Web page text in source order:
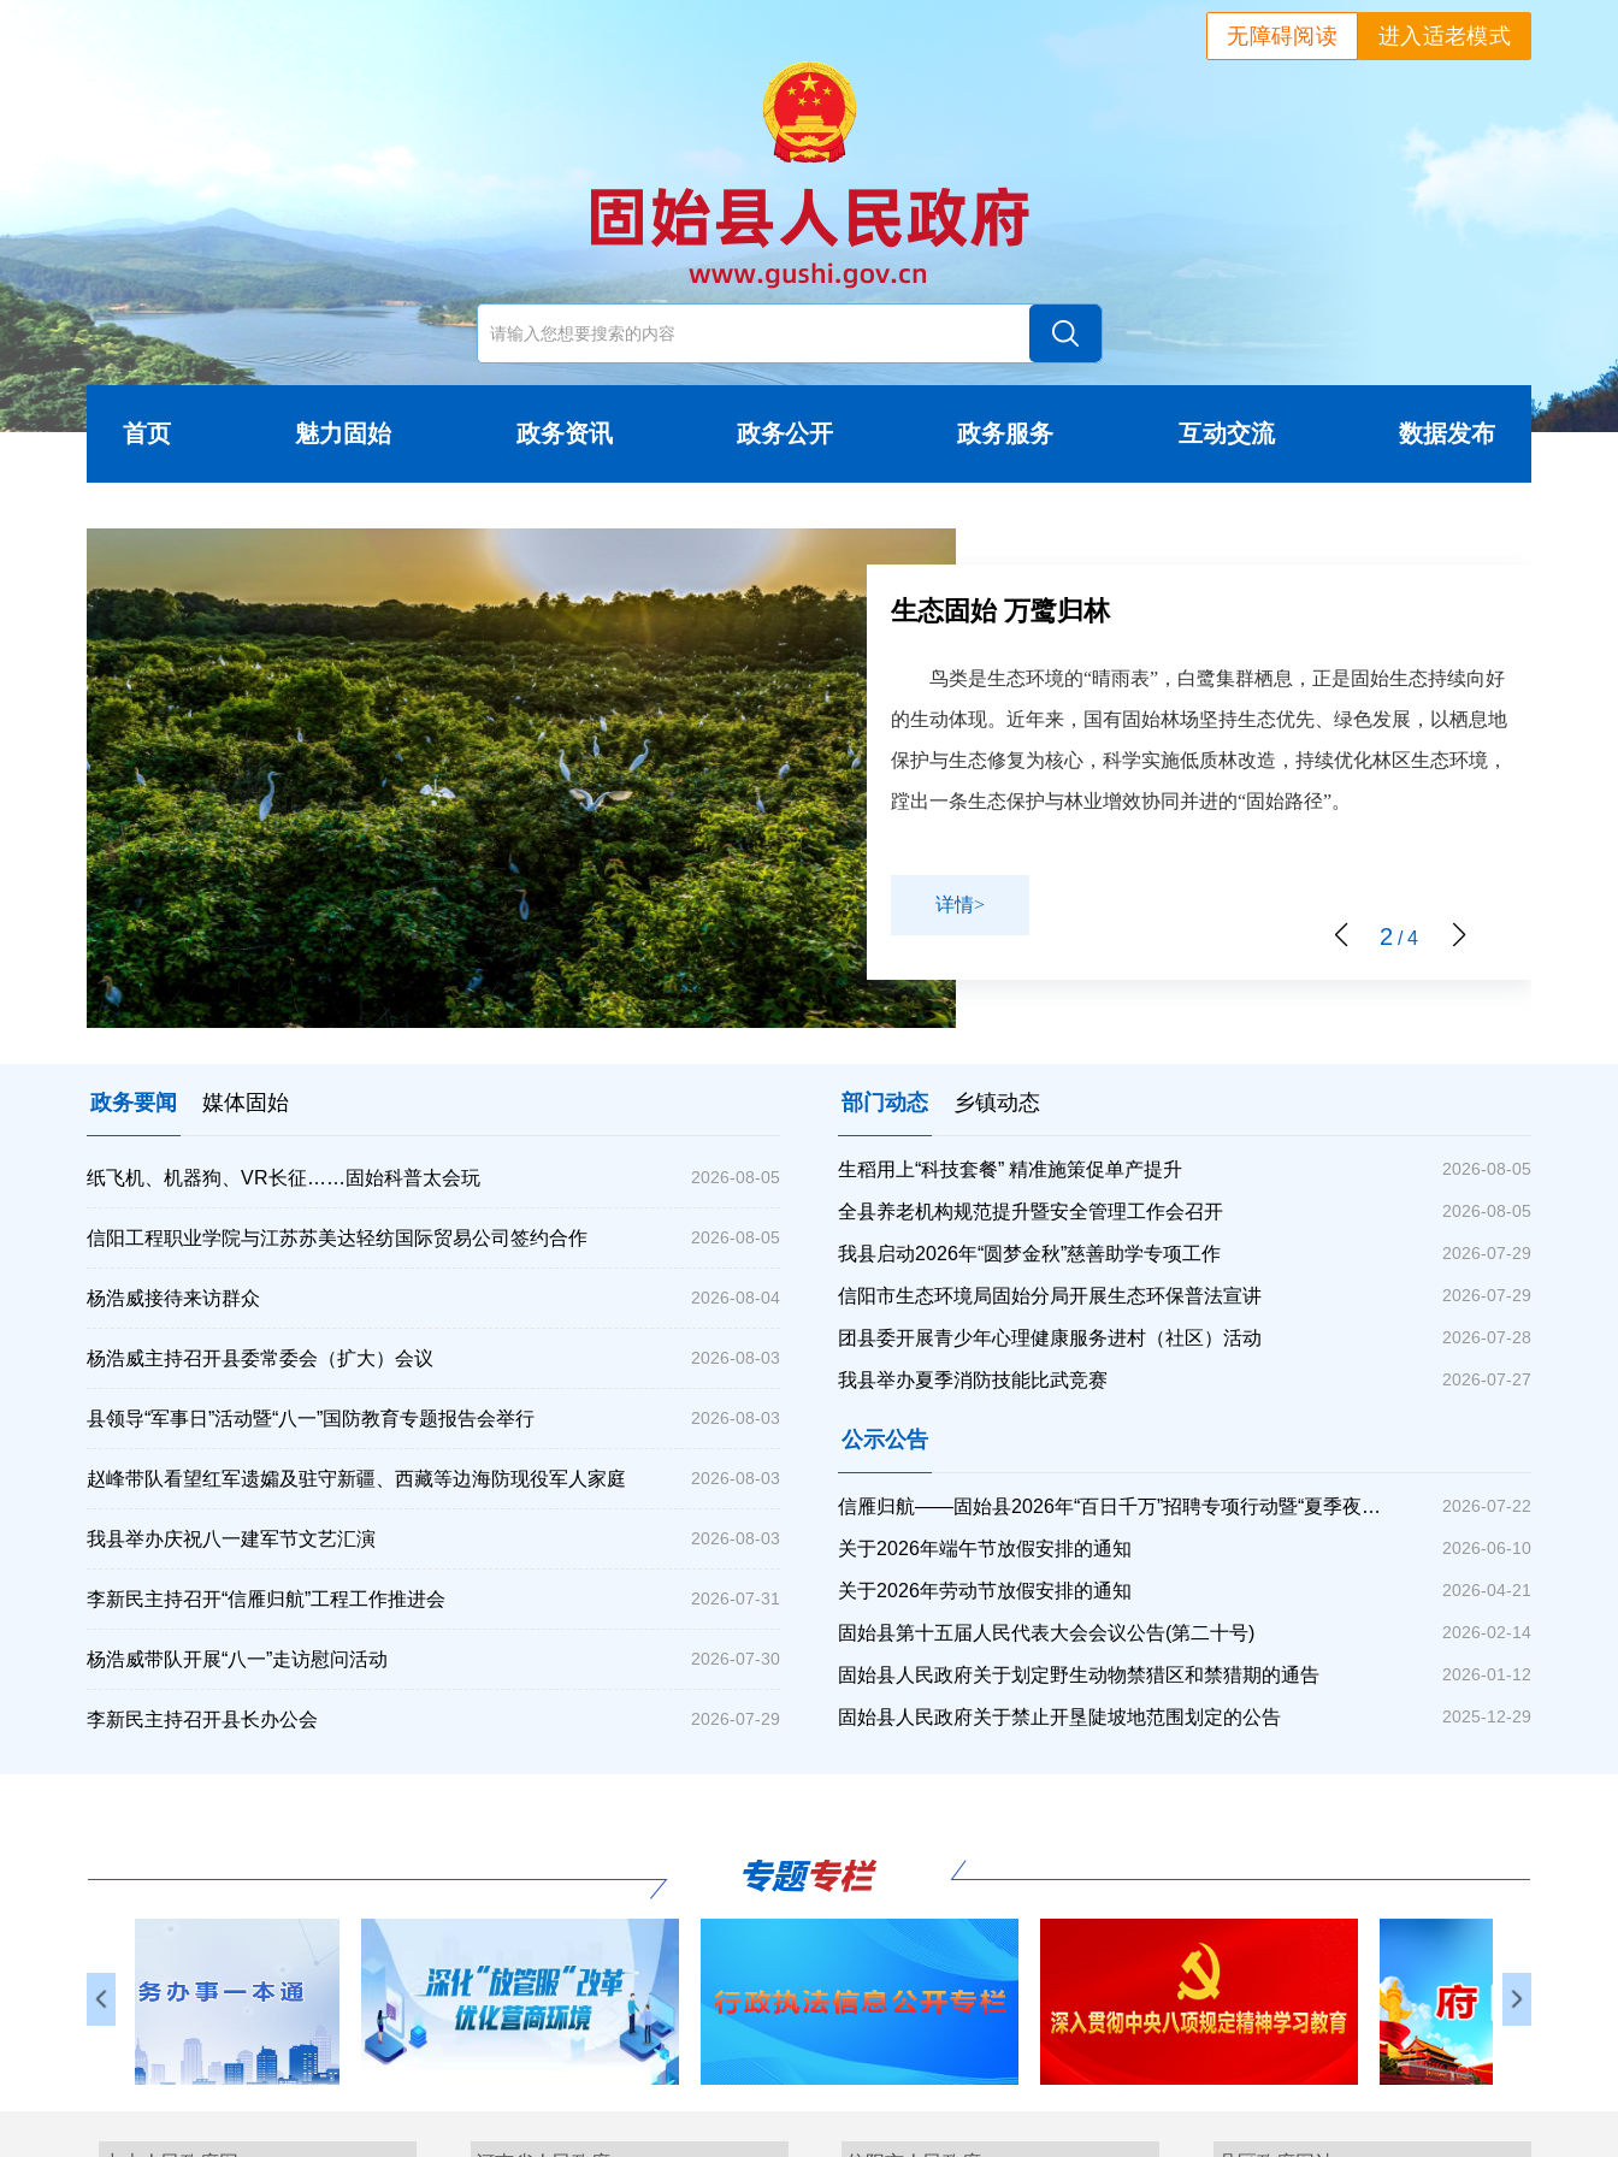
进入适老模式
无障碍阅读
首页 魅力固始 政务资讯 政务公开 政务服务 互动交流 数据发布
生态固始 万鹭归林
鸟类是生态环境的“晴雨表”，白鹭集群栖息，正是固始生态持续向好
的生动体现。近年来，国有固始林场坚持生态优先、绿色发展，以栖息地
保护与生态修复为核心，科学实施低质林改造，持续优化林区生态环境，
蹚出一条生态保护与林业增效协同并进的“固始路径”。
详情>
2 /4
政务要闻 媒体固始
2026-08-05
纸飞机、机器狗、VR长征……固始科普太会玩
2026-08-05
信阳工程职业学院与江苏苏美达轻纺国际贸易公司签约合作
2026-08-04
杨浩威接待来访群众
2026-08-03
杨浩威主持召开县委常委会（扩大）会议
2026-08-03
县领导“军事日”活动暨“八一”国防教育专题报告会举行
2026-08-03
赵峰带队看望红军遗孀及驻守新疆、西藏等边海防现役军人家庭
2026-08-03
我县举办庆祝八一建军节文艺汇演
2026-07-31
李新民主持召开“信雁归航”工程工作推进会
2026-07-30
杨浩威带队开展“八一”走访慰问活动
2026-07-29
李新民主持召开县长办公会
部门动态 乡镇动态
2026-08-05
生稻用上“科技套餐” 精准施策促单产提升
2026-08-05
全县养老机构规范提升暨安全管理工作会召开
2026-07-29
我县启动2026年“圆梦金秋”慈善助学专项工作
2026-07-29
信阳市生态环境局固始分局开展生态环保普法宣讲
2026-07-28
团县委开展青少年心理健康服务进村（社区）活动
2026-07-27
我县举办夏季消防技能比武竞赛
公示公告
2026-07-22
信雁归航——固始县2026年“百日千万”招聘专项行动暨“夏季夜市”现场招聘会在秀水公园东门举行
2026-06-10
关于2026年端午节放假安排的通知
2026-04-21
关于2026年劳动节放假安排的通知
2026-02-14
固始县第十五届人民代表大会会议公告(第二十号)
2026-01-12
固始县人民政府关于划定野生动物禁猎区和禁猎期的通告
2025-12-29
固始县人民政府关于禁止开垦陡坡地范围划定的公告